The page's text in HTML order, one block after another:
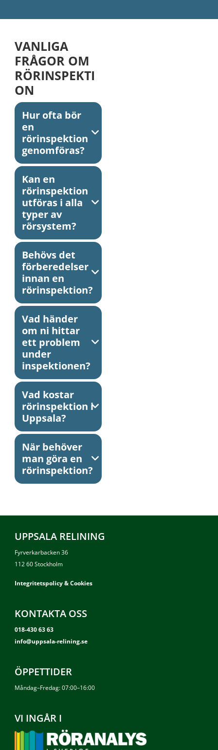
VANLIGA
FRÅGOR OM
RÖRINSPEKTI
ON
Hur ofta bör
en
rörinspektion
genomföras?
Kan en
rörinspektion
utföras i alla
typer av
rörsystem?
Behövs det
förberedelser
innan en
rörinspektion?
Vad händer
om ni hittar
ett problem
under
inspektionen?
Vad kostar
rörinspektion i
Uppsala?
När behöver
man göra en
rörinspektion?
UPPSALA RELINING
Fyrverkarbacken 36
112 60 Stockholm
Integritetspolicy & Cookies
KONTAKTA OSS
018-430 63 63
info@uppsala-relining.se
ÖPPETTIDER
Måndag–Fredag: 07:00–16:00
VI INGÅR I